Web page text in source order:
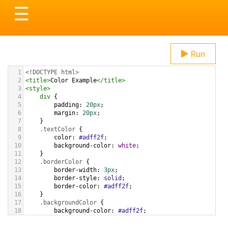
Toggle
navigation
☰
Run
1 <!DOCTYPE html>
2
<title>Color Example</title>
3 <style>
4
div {
5
padding: 20px;
6
margin: 20px;
7
}
8
.textColor {
9
color: #adff2f;
10
background-color: white;
11
}
12
.borderColor {
13
border-width: 3px;
14
border-style: solid ;
15
border-color: #adff2f;
16
}
17
.backgroundColor {
18
background-color: #adff2f;